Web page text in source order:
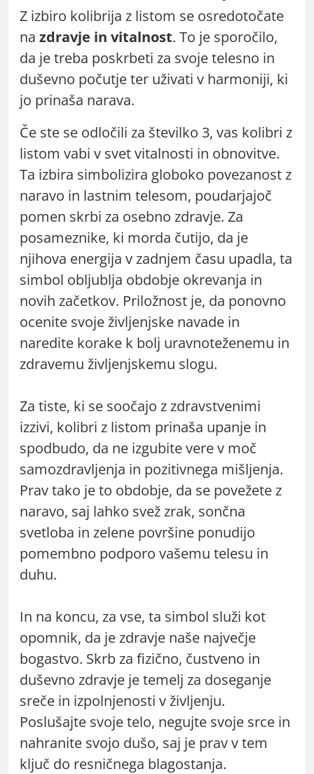
Z izbiro kolibrija z listom se osredotočate
na zdravje in vitalnost. To je sporočilo,
da je treba poskrbeti za svoje telesno in
duševno počutje ter uživati v harmoniji, ki
jo prinaša narava.
Če ste se odločili za številko 3, vas kolibri z
listom vabi v svet vitalnosti in obnovitve.
Ta izbira simbolizira globoko povezanost z
naravo in lastnim telesom, poudarjajoč
pomen skrbi za osebno zdravje. Za
posameznike, ki morda čutijo, da je
njihova energija v zadnjem času upadla, ta
simbol obljublja obdobje okrevanja in
novih začetkov. Priložnost je, da ponovno
ocenite svoje življenjske navade in
naredite korake k bolj uravnoteženemu in
zdravemu življenjskemu slogu.
Za tiste, ki se soočajo z zdravstvenimi
izzivi, kolibri z listom prinaša upanje in
spodbudo, da ne izgubite vere v moč
samozdravljenja in pozitivnega mišljenja.
Prav tako je to obdobje, da se povežete z
naravo, saj lahko svež zrak, sončna
svetloba in zelene površine ponudijo
pomembno podporo vašemu telesu in
duhu.
In na koncu, za vse, ta simbol služi kot
opomnik, da je zdravje naše največje
bogastvo. Skrb za fizično, čustveno in
duševno zdravje je temelj za doseganje
sreče in izpolnjenosti v življenju.
Poslušajte svoje telo, negujte svoje srce in
nahranite svojo dušo, saj je prav v tem
ključ do resničnega blagostanja.